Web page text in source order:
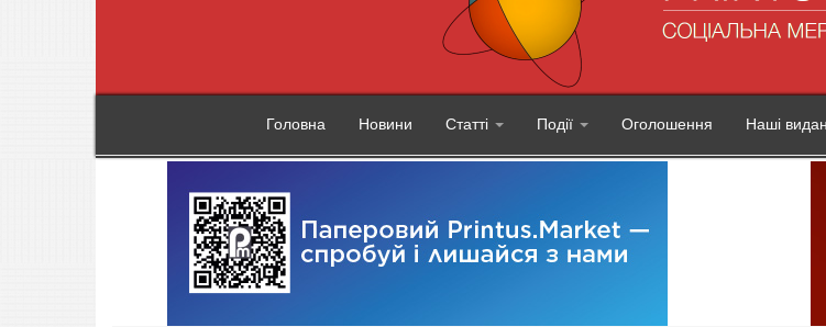
Головна Новини Статті Події Оголошення Наші